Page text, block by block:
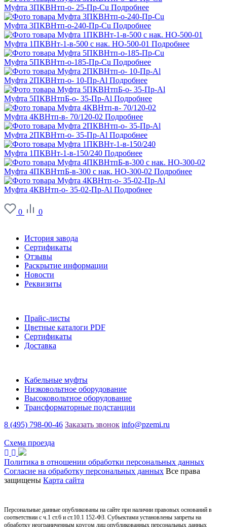
Муфта 3ПКВНтп-о- 25-Пр-Cu Подробнее
Муфта 3ПКВНтп-о-240-Пр-Cu Подробнее
Муфта 1ПКВНт-1-в-500 с нак. НО-500-01 Подробнее
Муфта 5ПКВНтп-о-185-Пр-Cu Подробнее
Муфта 2ПКВНтп-о- 10-Пр-Al Подробнее
Муфта 5ПКВНтпБ-о- 35-Пр-Al Подробнее
Муфта 4КВНтп-в- 70/120-02 Подробнее
Муфта 2ПКВНтп-о- 35-Пр-Al Подробнее
Муфта 1ПКВНт-1-в-150/240 Подробнее
Муфта 4ПКВНтпБ-в-300 с нак. НО-300-02 Подробнее
Муфта 4КВНтп-о- 35-02-Пр-Al Подробнее
0
0
История завода
Сертификаты
Отзывы
Раскрытие информации
Новости
Реквизиты
Прайс-листы
Цветные каталоги PDF
Сертификаты
Доставка
Кабельные муфты
Низковольтное оборудование
Высоковольтное оборудование
Трансформаторные подстанции
8 (495) 798-00-46 Заказать звонок info@pzemi.ru
Схема проезда
Политика в отношении обработки персональных данных
Согласие на обработку персональных данных Все права
защищены Карта сайта
Персональные данные опубликованы на сайте при наличии правовых оснований в
соответствии с ч.1 ст.6 и ст.10.1 152-ФЗ. Субъектами установлены запреты на
обработку неограниченным кругом лиц опубликованных персональных данных